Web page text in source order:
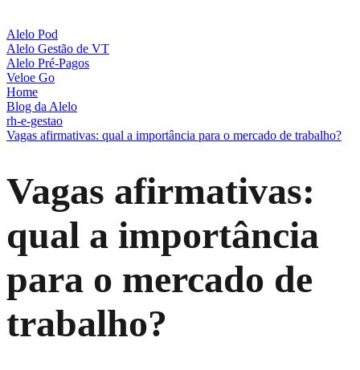
Alelo Pod
Alelo Gestão de VT
Alelo Pré-Pagos
Veloe Go
Home
Blog da Alelo
rh-e-gestao
Vagas afirmativas: qual a importância para o mercado de trabalho?
Vagas afirmativas:
qual a importância
para o mercado de
trabalho?